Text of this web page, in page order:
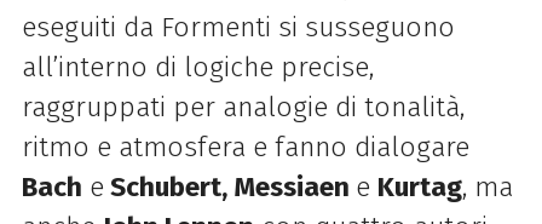
eseguiti da Formenti si susseguono
all’interno di logiche precise,
raggruppati per analogie di tonalità,
ritmo e atmosfera e fanno dialogare
Bach e Schubert, Messiaen e Kurtag, ma